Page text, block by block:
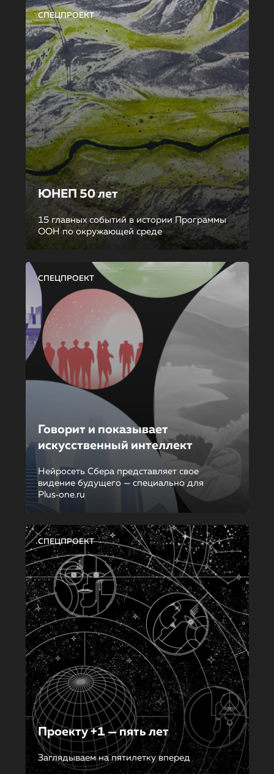
СПЕЦПРОЕКТ
ЮНЕП 50 лет
15 главных событий в истории Программы
ООН по окружающей среде
СПЕЦПРОЕКТ
Говорит и показывает
искусственный интеллект
Нейросеть Сбера представляет свое
видение будущего — специально для
Plus‑one.ru
СПЕЦПРОЕКТ
Проекту +1 — пять лет
Заглядываем на пятилетку вперед